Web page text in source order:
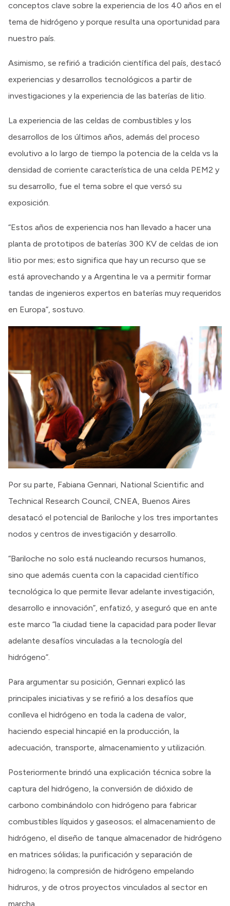
conceptos clave sobre la experiencia de los 40 años en el
tema de hidrógeno y porque resulta una oportunidad para
nuestro país.
Asimismo, se refirió a tradición científica del país, destacó
experiencias y desarrollos tecnológicos a partir de
investigaciones y la experiencia de las baterías de litio.
La experiencia de las celdas de combustibles y los
desarrollos de los últimos años, además del proceso
evolutivo a lo largo de tiempo la potencia de la celda vs la
densidad de corriente característica de una celda PEM2 y
su desarrollo, fue el tema sobre el que versó su
exposición.
“Estos años de experiencia nos han llevado a hacer una
planta de prototipos de baterías 300 KV de celdas de ion
litio por mes; esto significa que hay un recurso que se
está aprovechando y a Argentina le va a permitir formar
tandas de ingenieros expertos en baterías muy requeridos
en Europa”, sostuvo.
Por su parte, Fabiana Gennari, National Scientific and
Technical Research Council, CNEA, Buenos Aires
desatacó el potencial de Bariloche y los tres importantes
nodos y centros de investigación y desarrollo.
“Bariloche no solo está nucleando recursos humanos,
sino que además cuenta con la capacidad científico
tecnológica lo que permite llevar adelante investigación,
desarrollo e innovación”, enfatizó, y aseguró que en ante
este marco “la ciudad tiene la capacidad para poder llevar
adelante desafíos vinculadas a la tecnología del
hidrógeno”.
Para argumentar su posición, Gennari explicó las
principales iniciativas y se refirió a los desafíos que
conlleva el hidrógeno en toda la cadena de valor,
haciendo especial hincapié en la producción, la
adecuación, transporte, almacenamiento y utilización.
Posteriormente brindó una explicación técnica sobre la
captura del hidrógeno, la conversión de dióxido de
carbono combinándolo con hidrógeno para fabricar
combustibles líquidos y gaseosos; el almacenamiento de
hidrógeno, el diseño de tanque almacenador de hidrógeno
en matrices sólidas; la purificación y separación de
hidrogeno; la compresión de hidrógeno empelando
hidruros, y de otros proyectos vinculados al sector en
marcha.